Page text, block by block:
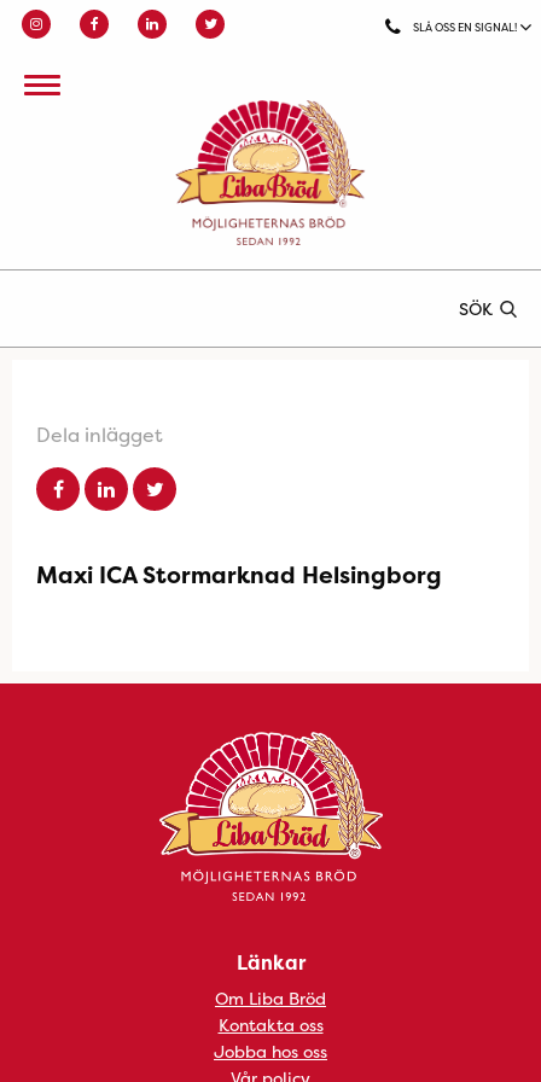
SLÅ OSS EN SIGNAL!
SÖK
Dela inlägget
Maxi ICA Stormarknad Helsingborg
Länkar
Om Liba Bröd
Kontakta oss
Jobba hos oss